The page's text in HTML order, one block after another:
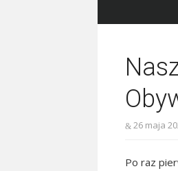
26 maja
Po raz